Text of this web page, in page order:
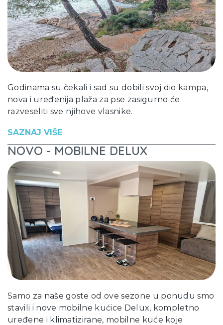
Godinama su čekali i sad su dobili svoj dio kampa,
nova i uređenija plaža za pse zasigurno će
razveseliti sve njihove vlasnike.
SAZNAJ VIŠE
NOVO - MOBILNE DELUX
Samo za naše goste od ove sezone u ponudu smo
stavili i nove mobilne kućice Delux, kompletno
uređene i klimatizirane, mobilne kuće koje